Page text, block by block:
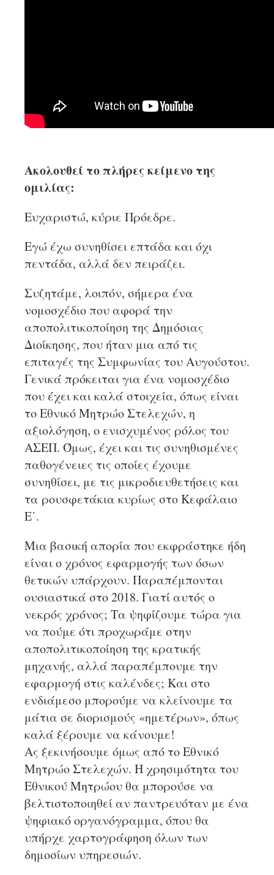
Ακολουθεί το πλήρες κείμενο της
ομιλίας:
Ευχαριστώ, κύριε Πρόεδρε.
Εγώ έχω συνηθίσει επτάδα και όχι
πεντάδα, αλλά δεν πειράζει.
Συζητάμε, λοιπόν, σήμερα ένα
νομοσχέδιο που αφορά την
αποπολιτικοποίηση της Δημόσιας
Διοίκησης, που ήταν μια από τις
επιταγές της Συμφωνίας του Αυγούστου.
Γενικά πρόκειται για ένα νομοσχέδιο
που έχει και καλά στοιχεία, όπως είναι
το Εθνικό Μητρώο Στελεχών, η
αξιολόγηση, ο ενισχυμένος ρόλος του
ΑΣΕΠ. Όμως, έχει και τις συνηθισμένες
παθογένειες τις οποίες έχουμε
συνηθίσει, με τις μικροδιευθετήσεις και
τα ρουσφετάκια κυρίως στο Κεφάλαιο
Ε΄.
Μια βασική απορία που εκφράστηκε ήδη
είναι ο χρόνος εφαρμογής των όσων
θετικών υπάρχουν. Παραπέμπονται
ουσιαστικά στο 2018. Γιατί αυτός ο
νεκρός χρόνος; Τα ψηφίζουμε τώρα για
να πούμε ότι προχωράμε στην
αποπολιτικοποίηση της κρατικής
μηχανής, αλλά παραπέμπουμε την
εφαρμογή στις καλένδες; Και στο
ενδιάμεσο μπορούμε να κλείνουμε τα
μάτια σε διορισμούς «ημετέρων», όπως
καλά ξέρουμε να κάνουμε!
Ας ξεκινήσουμε όμως από το Εθνικό
Μητρώο Στελεχών. Η χρησιμότητα του
Εθνικού Μητρώου θα μπορούσε να
βελτιστοποιηθεί αν παντρευόταν με ένα
ψηφιακό οργανόγραμμα, όπου θα
υπήρχε χαρτογράφηση όλων των
δημοσίων υπηρεσιών.